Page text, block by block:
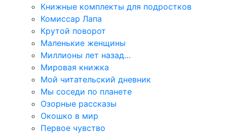
Книжные комплекты для подростков
Комиссар Лапа
Крутой поворот
Маленькие женщины
Миллионы лет назад…
Мировая книжка
Мой читательский дневник
Мы соседи по планете
Озорные рассказы
Окошко в мир
Первое чувство